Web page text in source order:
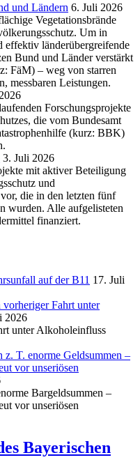
und Ländern 6. Juli 2026
Vegetationsbrände
Um in
effektiv länderübergreifende
Bund und Länder verstärkt
FäM) – weg von starren
messbaren Leistungen.
Forschungsprojekte
die vom Bundesamt
(kurz: BBK)
3. Juli 2026
mit aktiver Beteiligung
und
die in den letzten fünf
wurden. Alle aufgelisteten
finanziert.
auf der B11 17. Juli
Fahrt unter
2026
unter Alkoholeinfluss
T. enorme Geldsummen –
vor unseriösen
Bargeldsummen –
vor unseriösen
Bayerischen